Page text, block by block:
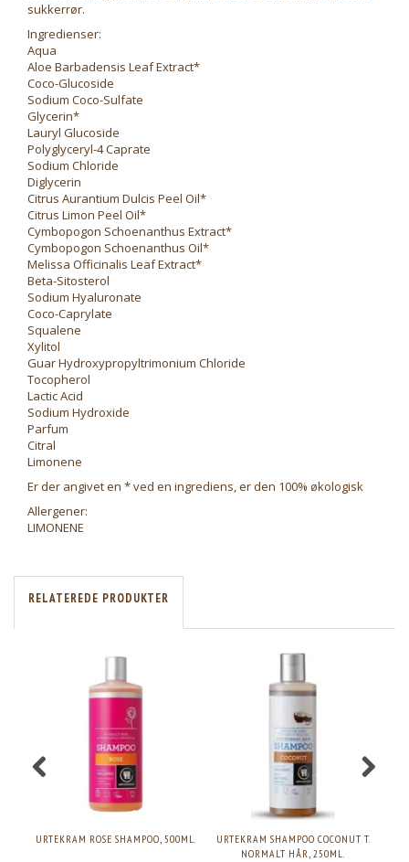
sukkerrør.
Ingredienser:
Aqua
Aloe Barbadensis Leaf Extract*
Coco-Glucoside
Sodium Coco-Sulfate
Glycerin*
Lauryl Glucoside
Polyglyceryl-4 Caprate
Sodium Chloride
Diglycerin
Citrus Aurantium Dulcis Peel Oil*
Citrus Limon Peel Oil*
Cymbopogon Schoenanthus Extract*
Cymbopogon Schoenanthus Oil*
Melissa Officinalis Leaf Extract*
Beta-Sitosterol
Sodium Hyaluronate
Coco-Caprylate
Squalene
Xylitol
Guar Hydroxypropyltrimonium Chloride
Tocopherol
Lactic Acid
Sodium Hydroxide
Parfum
Citral
Limonene
Er der angivet en * ved en ingrediens, er den 100% økologisk
Allergener:
LIMONENE
RELATEREDE PRODUKTER
URTEKRAM ROSE SHAMPOO, 500ML.
URTEKRAM SHAMPOO COCONUT T.
NORMALT HÅR, 250ML.